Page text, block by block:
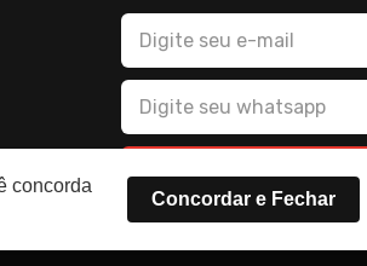
concorda
Concordar e Fechar